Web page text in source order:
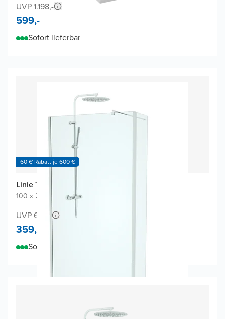
UVP 1.198,-
599,-
Sofort lieferbar
60 € Rabatt je 600 €
Linie Twist Walk-in Dusche
100 x 200 cm Klarglas
UVP 658,-
359,-
Sofort lieferbar